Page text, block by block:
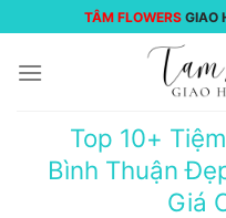
đến
nội
TÂM FLOWERS GIAO
Top 10+
Bình Thuận
Giá